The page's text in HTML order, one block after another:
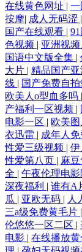
在线黄色网址 | 一
按摩| 成人无码涩 |
国产在线观看 |
色视频 | 亚洲视
国语中文版全集 |
大片 | 精品国产亚
线 | 国产免费自拍
欧美人o型血多吗 |
产福利一区视频 |
电影一区 | 欧美
衣迅雷 | 成年人
性爱三级视频 | 伊
性爱第八页 | 麻豆
全 | 午夜伦理电影
深夜福利 | 谁有A
瓜 | 亚欧无码 | 人
三a级免费黄毛片 |
伦悠悠一区二区 |
电影 | 在线播放黄